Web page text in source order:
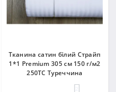
Тканина сатин білий Страйп
1*1 Premium 305 см 150 г/м2
250ТС Туреччина